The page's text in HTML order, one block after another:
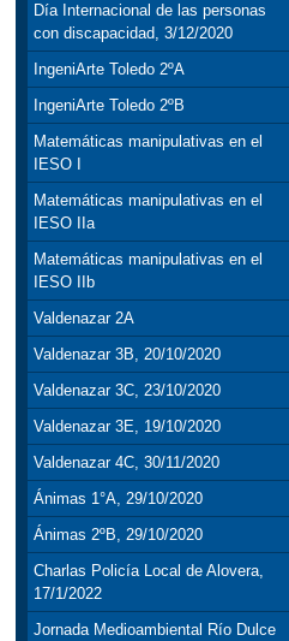
Día Internacional de las personas
con discapacidad, 3/12/2020
IngeniArte Toledo 2ºA
IngeniArte Toledo 2ºB
Matemáticas manipulativas en el
IESO I
Matemáticas manipulativas en el
IESO IIa
Matemáticas manipulativas en el
IESO IIb
Valdenazar 2A
Valdenazar 3B, 20/10/2020
Valdenazar 3C, 23/10/2020
Valdenazar 3E, 19/10/2020
Valdenazar 4C, 30/11/2020
Ánimas 1°A, 29/10/2020
Ánimas 2ºB, 29/10/2020
Charlas Policía Local de Alovera,
17/1/2022
Jornada Medioambiental Río Dulce